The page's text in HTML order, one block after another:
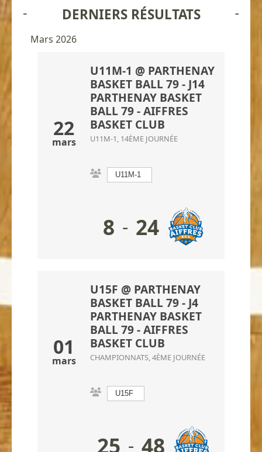
DERNIERS RÉSULTATS
Mars 2026
22
mars
U11M-1 @ PARTHENAY
BASKET BALL 79 - J14
PARTHENAY BASKET
BALL 79- AIFFRES
BASKET CLUB
U11M-1, 14ÈME JOURNÉE
U11M-1
8 - 24
01
mars
U15F @ PARTHENAY
BASKET BALL 79 - J4
PARTHENAY BASKET
BALL 79- AIFFRES
BASKET CLUB
CHAMPIONNATS, 4ÈME JOURNÉE
U15F
25 - 48